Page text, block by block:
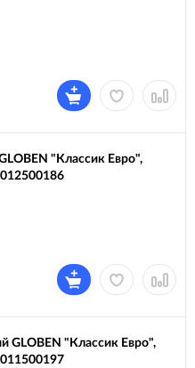
"Классик Евро",
GLOBEN "Классик Евро",